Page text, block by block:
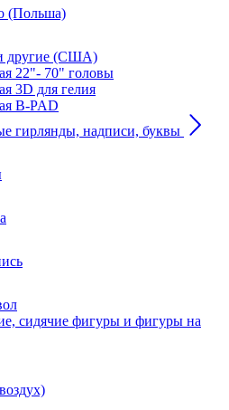
(Польша)
другие (США)
22"- 70" головы
3D для гелия
B-PAD
гирлянды, надписи, буквы
сидячие фигуры и фигуры на